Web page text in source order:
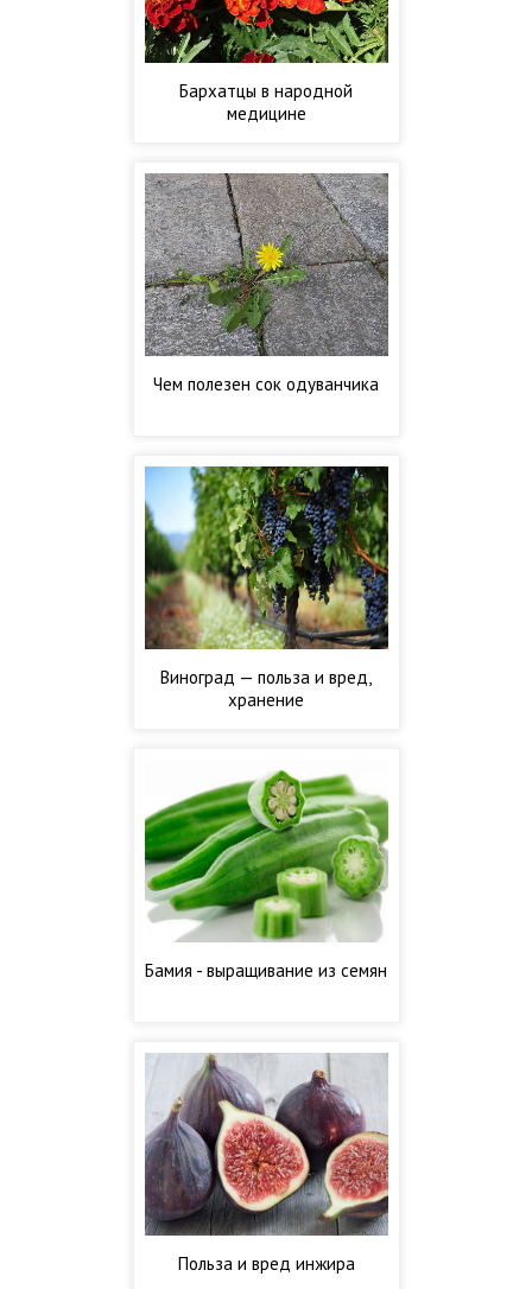
Бархатцы в народной
медицине
Чем полезен сок одуванчика
Виноград — польза и вред,
хранение
Бамия - выращивание из семян
Польза и вред инжира